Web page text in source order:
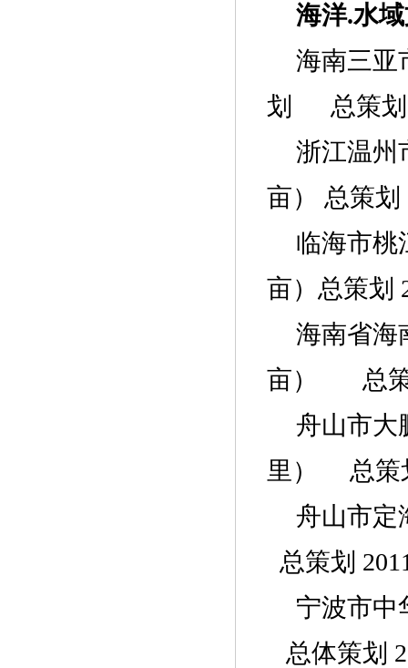
海洋.水
海南三亚
划
总策划
浙江温州
亩） 总策划
临海市桃
亩） 总策划
海南省海
亩）
总
舟山市大
里 ）
总策
舟山市定
总策划
宁波市中
总体策划